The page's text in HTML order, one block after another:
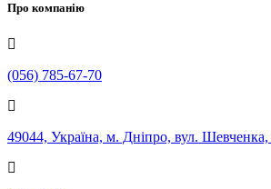
Про компанію
(056) 785-67-70
49044, Україна, м. Дніпро, вул. Шевченка,